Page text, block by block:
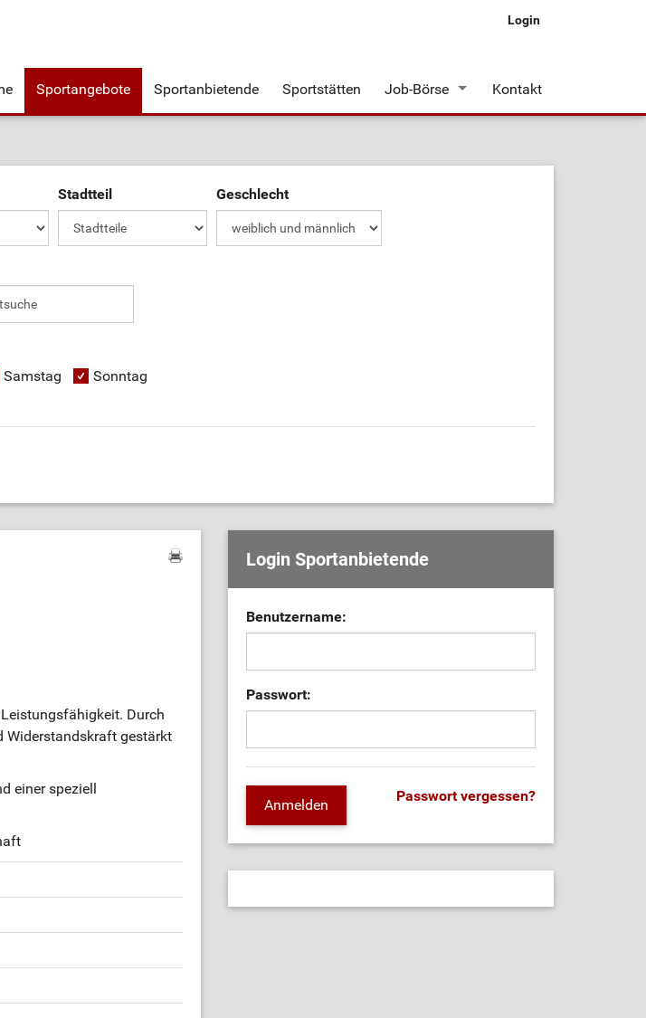
Login
Sportangebote Sportanbietende Sportstätten Job-Börse Kontakt
Stadtteil Geschlecht
Samstag Sonntag
Durch
Widerstandskraft gestärkt
einer speziell
Login Sportanbietende
Benutzername:
Passwort:
Passwort vergessen?